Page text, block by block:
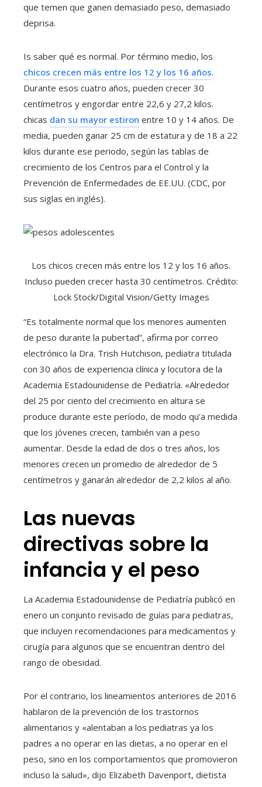
que temen que ganen demasiado peso, demasiado
deprisa.
Is saber qué es normal. Por término medio, los
chicos crecen más entre los 12 y los 16 años.
Durante esos cuatro años, pueden crecer 30
centímetros y engordar entre 22,6 y 27,2 kilos.
chicas dan su mayor estiron entre 10 y 14 años. De
media, pueden ganar 25 cm de estatura y de 18 a 22
kilos durante ese periodo, según las tablas de
crecimiento de los Centros para el Control y la
Prevención de Enfermedades de EE.UU. (CDC, por
sus siglas en inglés).
Los chicos crecen más entre los 12 y los 16 años.
Incluso pueden crecer hasta 30 centímetros. Crédito:
Lock Stock/Digital Vision/Getty Images
“Es totalmente normal que los menores aumenten
de peso durante la pubertad”, afirma por correo
electrónico la Dra. Trish Hutchison, pediatra titulada
con 30 años de experiencia clínica y locutora de la
Academia Estadounidense de Pediatría. «Alrededor
del 25 por ciento del crecimiento en altura se
produce durante este período, de modo qu’a medida
que los jóvenes crecen, también van a peso
aumentar. Desde la edad de dos o tres años, los
menores crecen un promedio de alrededor de 5
centímetros y ganarán alrededor de 2,2 kilos al año.
Las nuevas
directivas sobre la
infancia y el peso
La Academia Estadounidense de Pediatría publicó en
enero un conjunto revisado de guías para pediatras,
que incluyen recomendaciones para medicamentos y
cirugía para algunos que se encuentran dentro del
rango de obesidad.
Por el contrario, los lineamientos anteriores de 2016
hablaron de la prevención de los trastornos
alimentarios y «alentaban a los pediatras ya los
padres a no operar en las dietas, a no operar en el
peso, sino en los comportamientos que promovieron
incluso la salud», dijo Elizabeth Davenport, dietista